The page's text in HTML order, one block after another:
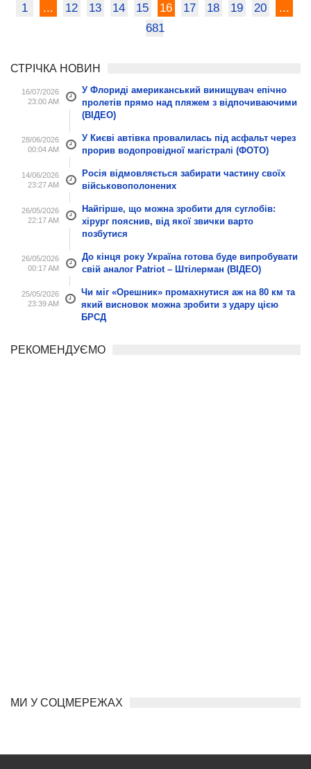
1 ... 12 13 14 15 16 17 18 19 20
...
681
СТРІЧКА НОВИН
16/07/2026
23:00 AM
У Флориді американський винищувач епічно
пролетів прямо над пляжем з відпочиваючими
(ВІДЕО)
28/06/2026
00:04 AM
У Києві автівка провалилась під асфальт через
прорив водопровідної магістралі (ФОТО)
14/06/2026
23:27 AM
Росія відмовляється забирати частину своїх
військовополонених
26/05/2026
22:17 AM
Найгірше, що можна зробити для суглобів:
хірург пояснив, від якої звички варто
позбутися
26/05/2026
00:17 AM
До кінця року Україна готова буде випробувати
свій аналог Patriot – Штілерман (ВІДЕО)
25/05/2026
23:39 AM
Чи міг «Орешник» промахнутися аж на 80 км та
який висновок можна зробити з удару цією
БРСД
РЕКОМЕНДУЄМО
МИ У СОЦМЕРЕЖАХ